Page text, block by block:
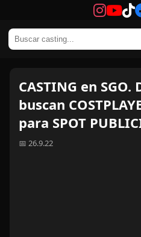
CASTING en SGO.
buscan
para SPOT
📅 26.9.22